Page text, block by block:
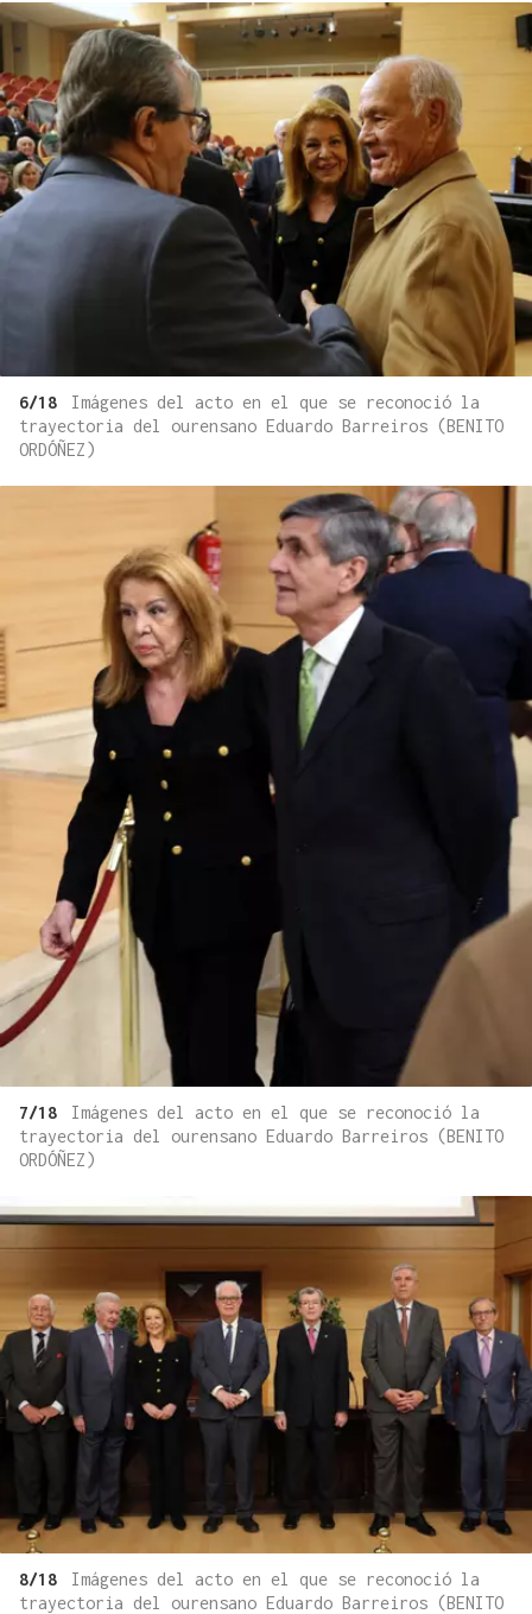
6/18
Imágenes del acto en el que se reconoció la
trayectoria del ourensano Eduardo Barreiros (BENITO
ORDÓÑEZ)
7/18
Imágenes del acto en el que se reconoció la
trayectoria del ourensano Eduardo Barreiros (BENITO
ORDÓÑEZ)
8/18
Imágenes del acto en el que se reconoció la
trayectoria del ourensano Eduardo Barreiros (BENITO